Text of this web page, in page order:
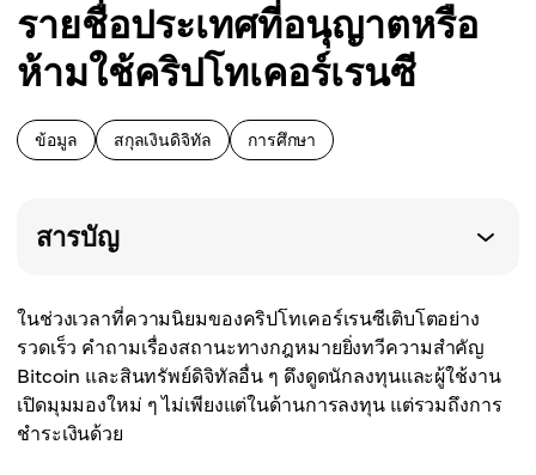
รายชื่อประเทศที่อนุญาตหรือ
ห้ามใช้คริปโทเคอร์เรนซี
ข้อมูล สกุลเงินดิจิทัล การศึกษา
สารบัญ
ในช่วงเวลาที่ความนิยมของคริปโทเคอร์เรนซีเติบโตอย่าง
รวดเร็ว คำถามเรื่องสถานะทางกฎหมายยิ่งทวีความสำคัญ
Bitcoin และสินทรัพย์ดิจิทัลอื่น ๆ ดึงดูดนักลงทุนและผู้ใช้งาน
เปิดมุมมองใหม่ ๆ ไม่เพียงแต่ในด้านการลงทุน แต่รวมถึงการ
ชำระเงินด้วย